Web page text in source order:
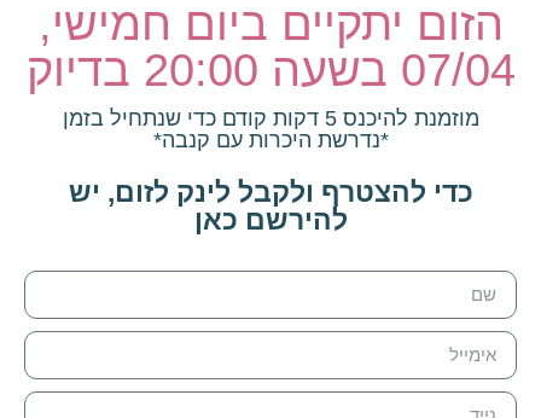
הזום יתקיים ביום חמישי,
07/04 בשעה 20:00 בדיוק
מוזמנת להיכנס 5 דקות קודם כדי שנתחיל בזמן
*נדרשת היכרות עם קנבה*
כדי להצטרף ולקבל לינק לזום, יש
להירשם כאן